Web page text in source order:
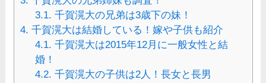
3.1. 千賀滉大の兄弟は3歳下の妹！
4. 千賀滉大は結婚している！嫁や子供も紹介
4.1. 千賀滉大は2015年12月に一般女性と結
婚！
4.2. 千賀滉大の子供は2人！長女と長男